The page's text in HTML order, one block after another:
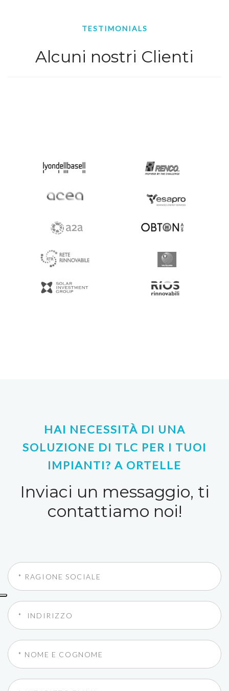
TESTIMONIALS
Alcuni nostri Clienti
HAI NECESSITÀ DI UNA
SOLUZIONE DI TLC PER I TUOI
IMPIANTI? A ORTELLE
Inviaci un messaggio, ti
contattiamo noi!